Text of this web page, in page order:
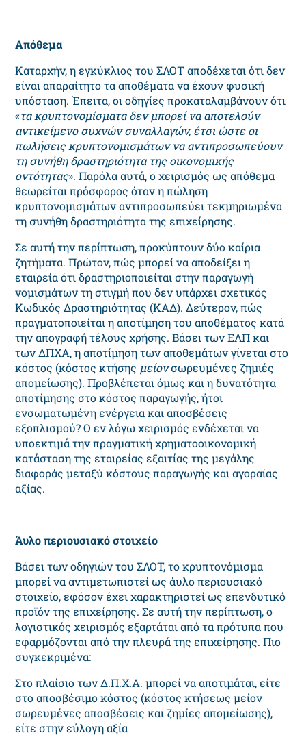
Απόθεμα
Καταρχήν, η εγκύκλιος του ΣΛΟΤ αποδέχεται ότι δεν
είναι απαραίτητο τα αποθέματα να έχουν φυσική
υπόσταση. Έπειτα, οι οδηγίες προκαταλαμβάνουν ότι
«τα κρυπτονομίσματα δεν μπορεί να αποτελούν
αντικείμενο συχνών συναλλαγών, έτσι ώστε οι
πωλήσεις κρυπτονομισμάτων να αντιπροσωπεύουν
τη συνήθη δραστηριότητα της οικονομικής
οντότητας». Παρόλα αυτά, ο χειρισμός ως απόθεμα
θεωρείται πρόσφορος όταν η πώληση
κρυπτονομισμάτων αντιπροσωπεύει τεκμηριωμένα
τη συνήθη δραστηριότητα της επιχείρησης.
Σε αυτή την περίπτωση, προκύπτουν δύο καίρια
ζητήματα. Πρώτον, πώς μπορεί να αποδείξει η
εταιρεία ότι δραστηριοποιείται στην παραγωγή
νομισμάτων τη στιγμή που δεν υπάρχει σχετικός
Κωδικός Δραστηριότητας (ΚΑΔ). Δεύτερον, πώς
πραγματοποιείται η αποτίμηση του αποθέματος κατά
την απογραφή τέλους χρήσης. Βάσει των ΕΛΠ και
των ΔΠΧΑ, η αποτίμηση των αποθεμάτων γίνεται στο
κόστος (κόστος κτήσης μείονσωρευμένες ζημιές
απομείωσης). Προβλέπεται όμως και η δυνατότητα
αποτίμησης στο κόστος παραγωγής, ήτοι
ενσωματωμένη ενέργεια και αποσβέσεις
εξοπλισμού? Ο εν λόγω χειρισμός ενδέχεται να
υποεκτιμά την πραγματική χρηματοοικονομική
κατάσταση της εταιρείας εξαιτίας της μεγάλης
διαφοράς μεταξύ κόστους παραγωγής και αγοραίας
αξίας.
Άυλο περιουσιακό στοιχείο
Βάσει των οδηγιών του ΣΛΟΤ, το κρυπτονόμισμα
μπορεί να αντιμετωπιστεί ως άυλο περιουσιακό
στοιχείο, εφόσον έχει χαρακτηριστεί ως επενδυτικό
προϊόν της επιχείρησης. Σε αυτή την περίπτωση, ο
λογιστικός χειρισμός εξαρτάται από τα πρότυπα που
εφαρμόζονται από την πλευρά της επιχείρησης. Πιο
συγκεκριμένα:
Στο πλαίσιο των Δ.Π.Χ.Α. μπορεί να αποτιμάται, είτε
στο αποσβέσιμο κόστος (κόστος κτήσεως μείον
σωρευμένες αποσβέσεις και ζημίες απομείωσης),
είτε στην εύλογη αξία